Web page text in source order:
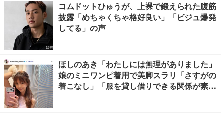
コムドットひゅうが、上裸で鍛えられた腹筋
披露「めちゃくちゃ格好良い」「ビジュ爆発
してる」の声
ほしのあき「わたしには無理がありました」
娘のミニワンピ着用で美脚スラリ「さすがの
着こなし」「服を貸し借りできる関係が素